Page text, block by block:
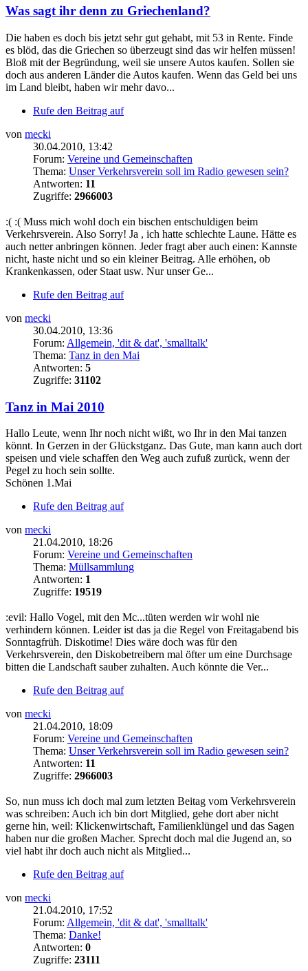
Was sagt ihr denn zu Griechenland?
Die haben es doch bis jetzt sehr gut gehabt, mit 53 in Rente. Finde
es blöd, das die Griechen so überzeugt sind das wir helfen müssen!
Bloß mit der Begründung, weil sie unsere Autos kaufen. Sollen sie
doch aus anderen Länder die Autos kaufen. Wenn das Geld bei uns
im Land bleibt, haben wir mehr davo...
Rufe den Beitrag auf
von mecki
30.04.2010, 13:42
Forum: Vereine und Gemeinschaften
Thema: Unser Verkehrsverein soll im Radio gewesen sein?
Antworten: 11
Zugriffe: 2966003
:( :( Muss mich wohl doch ein bischen entschuldigen beim
Verkehrsverein. Also Sorry! Ja , ich hatte schlechte Laune. Hätte es
auch netter anbringen können. Jeder fragt aber auch einen: Kannste
nicht, haste nicht und so ein kleiner Beitrag. Alle erhöhen, ob
Krankenkassen, oder Staat usw. Nur unser Ge...
Rufe den Beitrag auf
von mecki
30.04.2010, 13:36
Forum: Allgemein, 'dit & dat', 'smalltalk'
Thema: Tanz in den Mai
Antworten: 5
Zugriffe: 31102
Tanz in Mai 2010
Hallo Leute, wenn Ihr noch nicht wißt, wo Ihr in den Mai tanzen
könnt. In Gerzen in der Glückstganz. Das Gute, man kann auch dort
speisen und viele schaffen den Weg auch zufuß zurück, wenn der
Pegel zu hoch sein sollte.
Schönen 1.Mai
Rufe den Beitrag auf
von mecki
21.04.2010, 18:26
Forum: Vereine und Gemeinschaften
Thema: Müllsammlung
Antworten: 1
Zugriffe: 19519
:evil: Hallo Vogel, mit den Mc...tüten werden wir wohl nie
verhindern können. Leider ist das ja die Regel von Freitagabend bis
Sonntagfrüh. Diskotime! Dies wäre doch was für den
Verkehrsverein, den Diskobetreibern mal öfter um eine Durchsage
bitten die Landschaft sauber zuhalten. Auch könnte die Ver...
Rufe den Beitrag auf
von mecki
21.04.2010, 18:09
Forum: Vereine und Gemeinschaften
Thema: Unser Verkehrsverein soll im Radio gewesen sein?
Antworten: 11
Zugriffe: 2966003
So, nun muss ich doch mal zum letzten Beitag vom Verkehrsverein
was schreiben: Auch ich bin dort Mitglied, gehe dort aber nicht
gerne hin, weil: Klickenwirtschaft, Familienklüngel und das Sagen
haben nur die großen Macher. Sprecht doch mal die Jugend an, so
viel habt ihr doch auch nicht als Mitglied...
Rufe den Beitrag auf
von mecki
21.04.2010, 17:52
Forum: Allgemein, 'dit & dat', 'smalltalk'
Thema: Danke!
Antworten: 0
Zugriffe: 23111